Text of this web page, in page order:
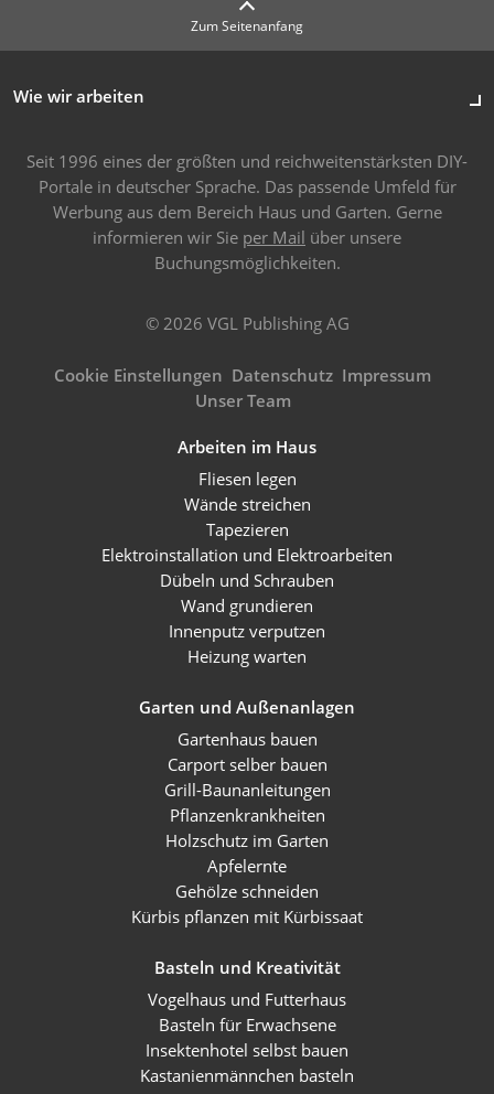
Zum Seitenanfang
Wie wir arbeiten
Seit 1996 eines der größten und reichweitenstärksten DIY-
Portale in deutscher Sprache. Das passende Umfeld für
Werbung aus dem Bereich Haus und Garten. Gerne
informieren wir Sie per Mail über unsere
Buchungsmöglichkeiten.
© 2026 VGL Publishing AG
Cookie Einstellungen Datenschutz Impressum
Unser Team
Arbeiten im Haus
Fliesen legen
Wände streichen
Tapezieren
Elektroinstallation und Elektroarbeiten
Dübeln und Schrauben
Wand grundieren
Innenputz verputzen
Heizung warten
Garten und Außenanlagen
Gartenhaus bauen
Carport selber bauen
Grill-Baunanleitungen
Pflanzenkrankheiten
Holzschutz im Garten
Apfelernte
Gehölze schneiden
Kürbis pflanzen mit Kürbissaat
Basteln und Kreativität
Vogelhaus und Futterhaus
Basteln für Erwachsene
Insektenhotel selbst bauen
Kastanienmännchen basteln